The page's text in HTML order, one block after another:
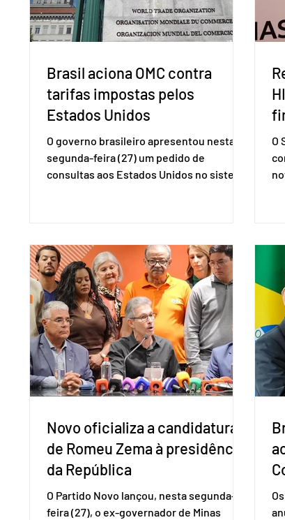
Brasil aciona OMC contra
tarifas impostas pelos
Estados Unidos
O governo brasileiro apresentou nesta
segunda-feira (27) um pedido de
consultas aos Estados Unidos no sistema
base na Seção 301 da Lei de Comércio de
1974. Segundo nota divulgada pelo
Ministério das Relações Exteriores, o
Brasil considera que as tarifas são
injustificadas e incompatíveis com as
obrigações assumidas pelos Estados
Unid
O
Novo oficializa a candidatura
de Romeu Zema à presidência
da República
O Partido Novo lançou, nesta segunda-
feira (27), o ex-governador de Minas